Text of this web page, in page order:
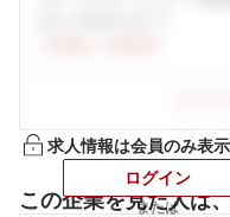
求人情報は会員のみ表
ログイン
または
この企業を見た人は